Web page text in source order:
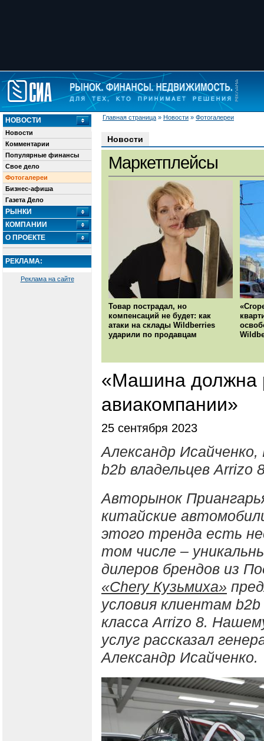
Главная страница » Новости » Фотогалереи
НОВОСТИ
Новости
Комментарии
Популярные финансы
Свое дело
Фотогалереи
Бизнес-афиша
Газета Дело
РЫНКИ
КОМПАНИИ
О ПРОЕКТЕ
РЕКЛАМА:
Реклама на сайте
Новости
Маркетплейсы
Товар пострадал, но
компенсаций не будет: как
атаки на склады Wildberries
ударили по продавцам
«Машина должна
авиакомпании»
25 сентября 2023
Александр Исайченко,
b2b владельцев Arrizo
Авторынок
китайские
этого тренда есть
том числе –
дилеров брендов из
«Chery Кузьмиха»
условия клиентам b2b
класса Arrizo 8.
услуг рассказал
Александр Исайченко.